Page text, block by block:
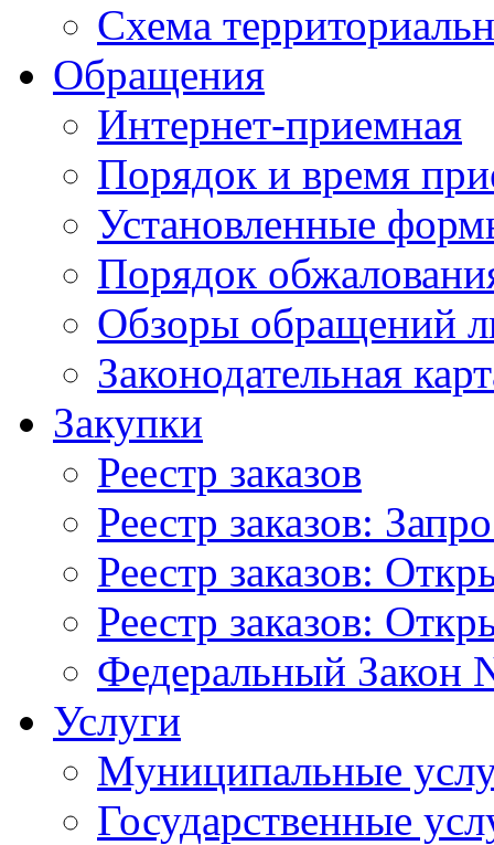
Схема
Обращения
Интернет-приемная
Порядок и время
Установленные
Порядок
Обзоры обращений
Законодательная
Закупки
Реестр заказов
Реестр заказов:
Реестр заказов:
Реестр заказов:
Федеральный Закон
Услуги
Муниципальные
Государственные